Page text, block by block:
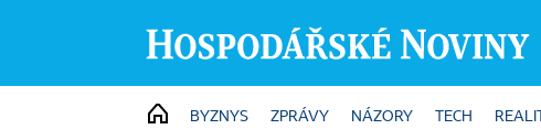
HOME
BYZNYS ZPRÁVY NÁZORY TECH